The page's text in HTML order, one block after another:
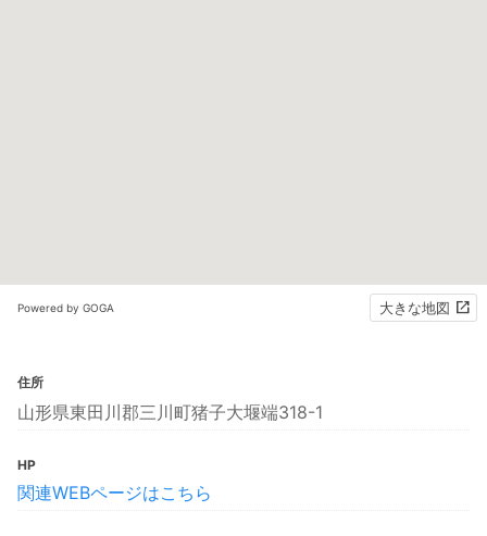
Powered by GOGA 大きな地図
住所
山形県東田川郡三川町猪子大堰端318-1
HP
関連WEBページはこちら